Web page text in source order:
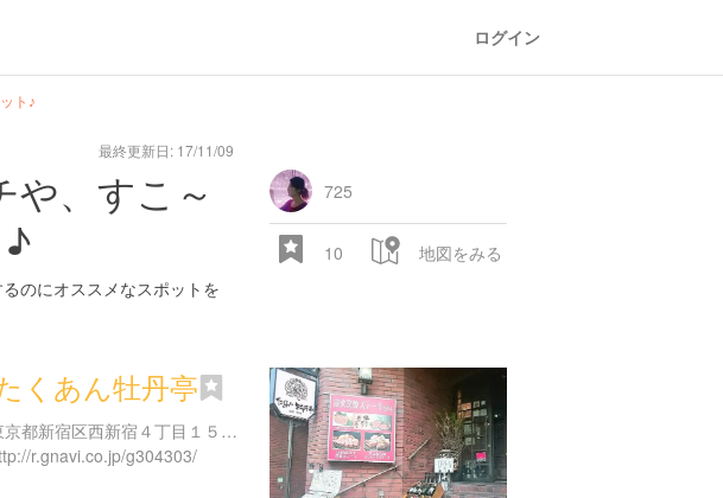
ログイン
ト♪
最終更新日: 17/11/09
や、すこ～
のにオススメなスポットを
725
10 地図をみる
くあん牡丹亭
東京都新宿区西新宿４丁目１５-１
r.gnavi.co.jp/g304303/